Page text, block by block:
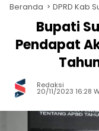
Beranda DPRD Kab
Bupati
Pendapat
Redaksi
20/11/2023 16:28